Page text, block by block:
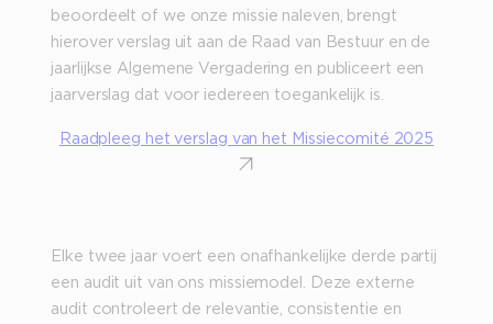
beoordeelt of we onze missie naleven, brengt
hierover verslag uit aan de Raad van Bestuur en de
jaarlijkse Algemene Vergadering en publiceert een
jaarverslag dat voor iedereen toegankelijk is.
Raadpleeg het verslag van het Missiecomité 2025
Elke twee jaar voert een onafhankelijke derde partij
een audit uit van ons missiemodel. Deze externe
audit controleert de relevantie, consistentie en